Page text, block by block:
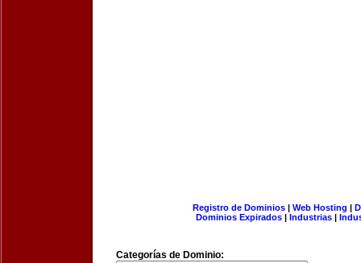
Registro de Dominios| Web Hosting |
Dominios Expirados | Industrias |
Categorías de Dominio: